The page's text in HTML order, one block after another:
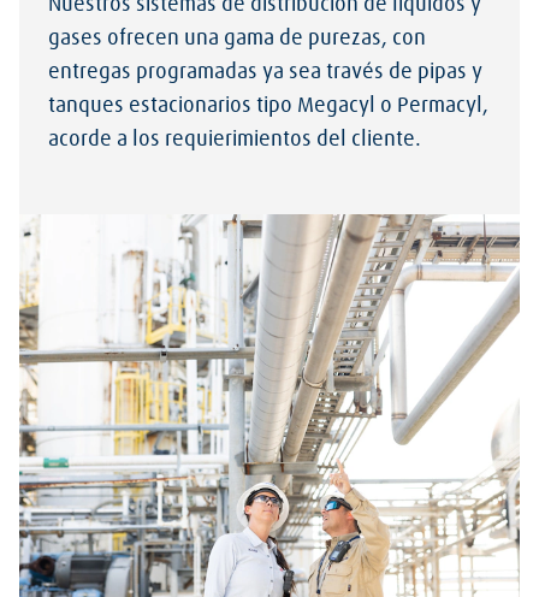
Nuestros sistemas de distribución de líquidos y
gases ofrecen una gama de purezas, con
entregas programadas ya sea través de pipas y
tanques estacionarios tipo Megacyl o Permacyl,
acorde a los requierimientos del cliente.